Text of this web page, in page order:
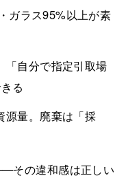
ガラス95%以上が素
「自分で指定引取場
る
源量。廃棄は「採
その違和感は正しい